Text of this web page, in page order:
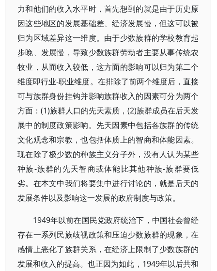
力和他们的收入水平时，首先想到的就是由于历史原
因这些地区的发展基础差、经济发展慢，但这可以被
归为区域差异这一维度。由于少数族群的学校教育起
步晚、发展慢，导致少数族群劳动者主要从事传统农
牧业，从而收入较低，这方面的影响可以归为第二个
维度即行业-职业维度。在排除了前两个维度后，直接
可与族群身份挂钩并影响族群收入的因素可分为两个
方面：(1)族群人口的先天素质，(2)族群成员在后天发
展中的制度政策影响。先天因素中包括各族群的传统
文化观念和宗教，也包括体质上的智商和体能因素。
现在除了极少数的种族主义分子外，没有人认为某些
种族-族群的先天智商或体能比其他种族-族群要低
劣。在本文中我们将要集中进行讨论的，就是后天的
发展条件以及影响这一发展的政府制度与政策。
1949年以前在国民党政府统治下，中国社会曾经
存在一系列民族歧视政策和压迫少数族群的现象，在
感情上恶化了族群关系，在经济上限制了少数族群的
发展和收入的提高。也正因为如此，1949年以后共和